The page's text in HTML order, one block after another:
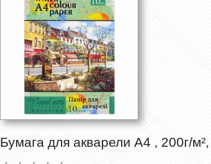
Бумага для акварели А4 , 200г/